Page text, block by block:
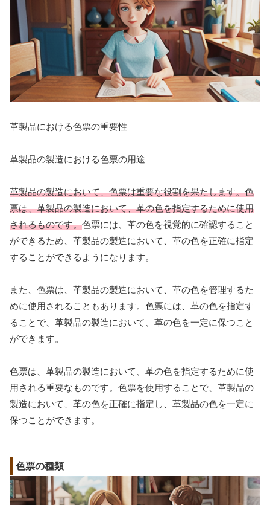
革製品における色票の重要性
革製品の製造における色票の用途
革製品の製造において、色票は重要な役割を果たします。色
票は、革製品の製造において、革の色を指定するために使用
されるものです。色票には、革の色を視覚的に確認すること
ができるため、革製品の製造において、革の色を正確に指定
することができるようになります。
また、色票は、革製品の製造において、革の色を管理するた
めに使用されることもあります。色票には、革の色を指定す
ることで、革製品の製造において、革の色を一定に保つこと
ができます。
色票は、革製品の製造において、革の色を指定するために使
用される重要なものです。色票を使用することで、革製品の
製造において、革の色を正確に指定し、革製品の色を一定に
保つことができます。
色票の種類